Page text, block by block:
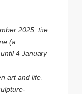
2025, the
(a
4 January
art and life,